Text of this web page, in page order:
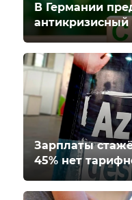
В Германии
Зарплаты
45% нет